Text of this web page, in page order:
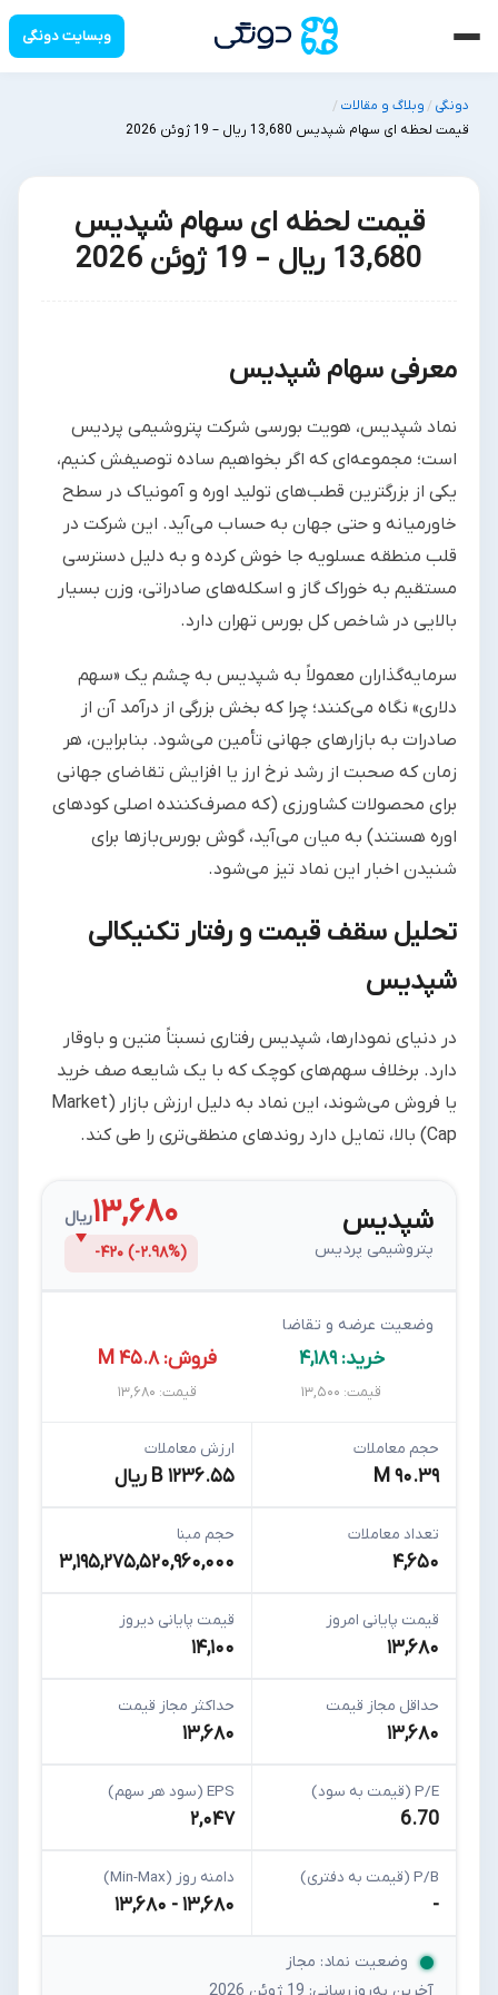
وبسایت دونگی
دونگی /وبلاگ و مقالات /
قیمت لحظه ای سهام شپدیس 13,680 ریال – 19 ژوئن 2026
قیمت لحظه ای سهام شپدیس
13,680 ریال – 19 ژوئن 2026
معرفی سهام شپدیس
نماد شپدیس، هویت بورسی شرکت پتروشیمی پردیس
است؛ مجموعه‌ای که اگر بخواهیم ساده توصیفش کنیم،
یکی از بزرگترین قطب‌های تولید اوره و آمونیاک در سطح
خاورمیانه و حتی جهان به حساب می‌آید. این شرکت در
قلب منطقه عسلویه جا خوش کرده و به دلیل دسترسی
مستقیم به خوراک گاز و اسکله‌های صادراتی، وزن بسیار
بالایی در شاخص کل بورس تهران دارد.
سرمایه‌گذاران معمولاً به شپدیس به چشم یک «سهم
دلاری» نگاه می‌کنند؛ چرا که بخش بزرگی از درآمد آن از
صادرات به بازارهای جهانی تأمین می‌شود. بنابراین، هر
زمان که صحبت از رشد نرخ ارز یا افزایش تقاضای جهانی
برای محصولات کشاورزی (که مصرف‌کننده اصلی کودهای
اوره هستند) به میان می‌آید، گوش‌ بورس‌بازها برای
شنیدن اخبار این نماد تیز می‌شود.
تحلیل سقف قیمت و رفتار تکنیکالی
شپدیس
در دنیای نمودارها، شپدیس رفتاری نسبتاً متین و باوقار
دارد. برخلاف سهم‌های کوچک که با یک شایعه صف خرید
یا فروش می‌شوند، این نماد به دلیل ارزش بازار (Market
Cap) بالا، تمایل دارد روندهای منطقی‌تری را طی کند.
شپدیس
پتروشیمی پردیس
۱۳,۶۸۰ریال
-۴۲۰ (-۲.۹۸%)
وضعیت عرضه و تقاضا
خرید: ۴,۱۸۹
قیمت: ۱۳,۵۰۰
فروش: ۴۵.۸ M
قیمت: ۱۳,۶۸۰
حجم معاملات
۹۰.۳۹ M
ارزش معاملات
۱۲۳۶.۵۵ B ریال
تعداد معاملات
۴,۶۵۰
حجم مبنا
۳,۱۹۵,۲۷۵,۵۲۰,۹۶۰,۰۰۰
قیمت پایانی امروز
۱۳,۶۸۰
قیمت پایانی دیروز
۱۴,۱۰۰
حداقل مجاز قیمت
۱۳,۶۸۰
حداکثر مجاز قیمت
۱۳,۶۸۰
P/E (قیمت به سود)
6.70
EPS (سود هر سهم)
۲,۰۴۷
P/B (قیمت به دفتری)
-
دامنه روز (Min-Max)
۱۳,۶۸۰ - ۱۳,۶۸۰
وضعیت نماد: مجاز